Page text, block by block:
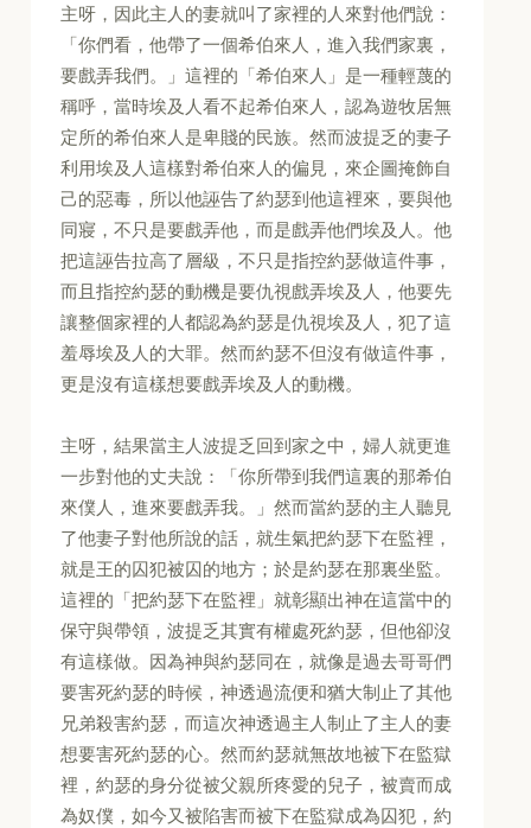
主呀，因此主人的妻就叫了家裡的人來對他們說：
「你們看，他帶了一個希伯來人，進入我們家裏，
要戲弄我們。」這裡的「希伯來人」是一種輕蔑的
稱呼，當時埃及人看不起希伯來人，認為遊牧居無
定所的希伯來人是卑賤的民族。然而波提乏的妻子
利用埃及人這樣對希伯來人的偏見，來企圖掩飾自
己的惡毒，所以他誣告了約瑟到他這裡來，要與他
同寢，不只是要戲弄他，而是戲弄他們埃及人。他
把這誣告拉高了層級，不只是指控約瑟做這件事，
而且指控約瑟的動機是要仇視戲弄埃及人，他要先
讓整個家裡的人都認為約瑟是仇視埃及人，犯了這
羞辱埃及人的大罪。然而約瑟不但沒有做這件事，
更是沒有這樣想要戲弄埃及人的動機。
主呀，結果當主人波提乏回到家之中，婦人就更進
一步對他的丈夫說：「你所帶到我們這裏的那希伯
來僕人，進來要戲弄我。」然而當約瑟的主人聽見
了他妻子對他所說的話，就生氣把約瑟下在監裡，
就是王的囚犯被囚的地方；於是約瑟在那裏坐監。
這裡的「把約瑟下在監裡」就彰顯出神在這當中的
保守與帶領，波提乏其實有權處死約瑟，但他卻沒
有這樣做。因為神與約瑟同在，就像是過去哥哥們
要害死約瑟的時候，神透過流便和猶大制止了其他
兄弟殺害約瑟，而這次神透過主人制止了主人的妻
想要害死約瑟的心。然而約瑟就無故地被下在監獄
裡，約瑟的身分從被父親所疼愛的兒子，被賣而成
為奴僕，如今又被陷害而被下在監獄成為囚犯，約